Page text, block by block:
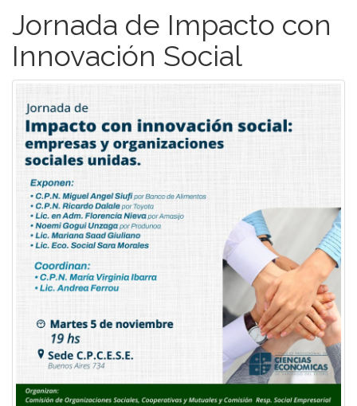
Jornada de Impacto con
Innovación Social